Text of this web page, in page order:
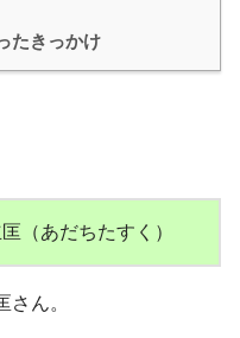
たきっかけ
（あだちたすく）
ん。